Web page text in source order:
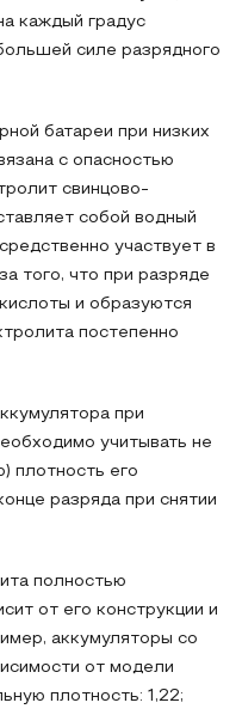
каждый градус
силе разрядного
батареи при низких
с опасностью
свинцово-
собой водный
участвует в
того, что при разряде
и образуются
постепенно
при
учитывать не
плотность его
разряда при снятии
полностью
от его конструкции и
аккумуляторы со
от модели
плотность: 1,22;